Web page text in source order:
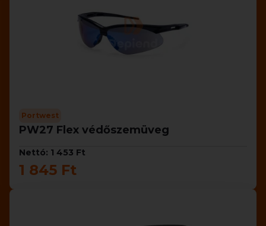
Portwest
PW27 Flex védőszemüveg
Nettó: 1 453 Ft
1 845 Ft